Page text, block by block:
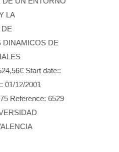
LA
DINAMICOS DE
Start date::
01/12/2001
Reference: 6529